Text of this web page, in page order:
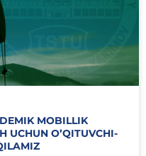
MOBILLIK
UCHUN O’QITUVCHI-